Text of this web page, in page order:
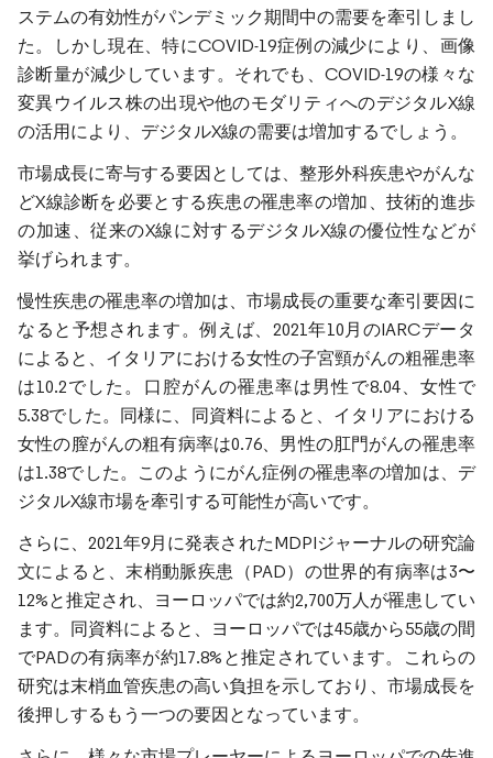
ステムの有効性がパンデミック期間中の需要を牽引しまし
た。しかし現在、特にCOVID-19症例の減少により、画像
診断量が減少しています。それでも、COVID-19の様々な
変異ウイルス株の出現や他のモダリティへのデジタルX線
の活用により、デジタルX線の需要は増加するでしょう。
市場成長に寄与する要因としては、整形外科疾患やがんな
どX線診断を必要とする疾患の罹患率の増加、技術的進歩
の加速、従来のX線に対するデジタルX線の優位性などが
挙げられます。
慢性疾患の罹患率の増加は、市場成長の重要な牽引要因に
なると予想されます。例えば、2021年10月のIARCデータ
によると、イタリアにおける女性の子宮頸がんの粗罹患率
は10.2でした。口腔がんの罹患率は男性で8.04、女性で
5.38でした。同様に、同資料によると、イタリアにおける
女性の膣がんの粗有病率は0.76、男性の肛門がんの罹患率
は1.38でした。このようにがん症例の罹患率の増加は、デ
ジタルX線市場を牽引する可能性が高いです。
さらに、2021年9月に発表されたMDPIジャーナルの研究論
文によると、末梢動脈疾患（PAD）の世界的有病率は3〜
12%と推定され、ヨーロッパでは約2,700万人が罹患してい
ます。同資料によると、ヨーロッパでは45歳から55歳の間
でPADの有病率が約17.8%と推定されています。これらの
研究は末梢血管疾患の高い負担を示しており、市場成長を
後押しするもう一つの要因となっています。